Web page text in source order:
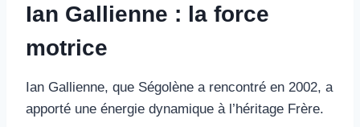
Ian Gallienne : la force
motrice
Ian Gallienne, que Ségolène a rencontré en 2002, a
apporté une énergie dynamique à l’héritage Frère.